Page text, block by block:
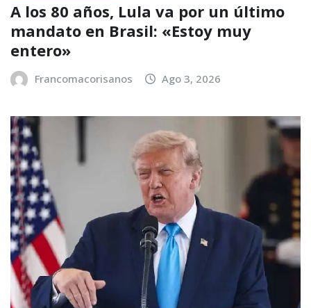
A los 80 años, Lula va por un último
mandato en Brasil: «Estoy muy
entero»
Francomacorisanos Ago 3, 2026